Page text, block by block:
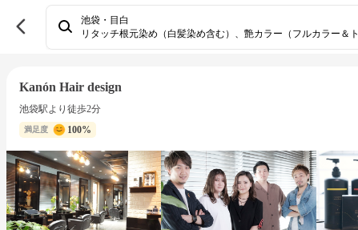
池袋・目白
Kanón Hair design
池袋駅より徒歩2分
満足度 100%